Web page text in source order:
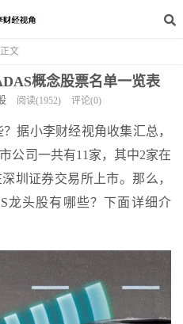
正文
概念股票名单一览表
阅读(1952) 评论(0)
据小李财经视角收集汇总，
公司一共有11家，其中2家在
圳证券交易所上市。那么，
龙头股有哪些？下面详细介